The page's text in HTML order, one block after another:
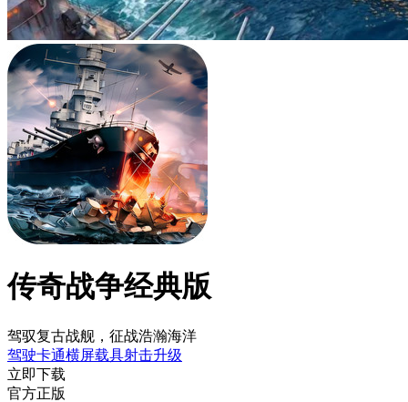
传奇战争经典版
驾驭复古战舰，征战浩瀚海洋
驾驶卡通横屏载具射击升级
立即下载
官方正版